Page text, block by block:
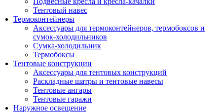
Тентовый навес
Термоконтейнеры
Аксессуары для термоконтейнеров, термобоксов и
сумок-холодильников
Сумка-холодильник
Термобоксы
Тентовые конструкции
Аксессуары для тентовых конструкций
Раскладные шатры и тентовые навесы
Тентовые ангары
Тентовые гаражи
Наружное освещение